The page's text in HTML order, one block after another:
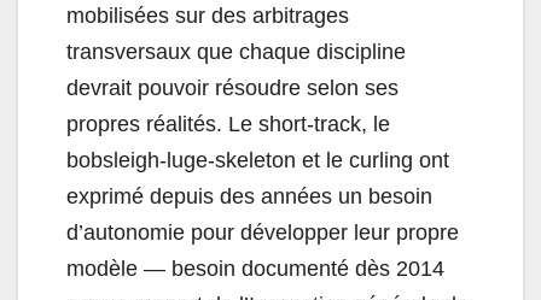
mobilisées sur des arbitrages
transversaux que chaque discipline
devrait pouvoir résoudre selon ses
propres réalités. Le short-track, le
bobsleigh-luge-skeleton et le curling ont
exprimé depuis des années un besoin
d’autonomie pour développer leur propre
modèle — besoin documenté dès 2014